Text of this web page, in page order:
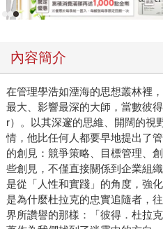
內容簡介
在管理學浩如湮海的思想叢林裡
最大、影響最深的大師，當數彼
r）。以其深邃的思維、開闊的視
情，他比任何人都要早地提出了
的創見：競爭策略、目標管理、
些創見，不僅直接關係到企業組
是從「人性和實踐」的角度，強
是為什麼杜拉克的忠實追隨者，
界所讚譽的那樣：「彼得．杜拉